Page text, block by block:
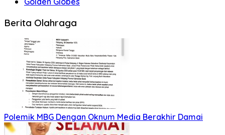
Berita Olahraga
Polemik MBG Dengan Oknum Media Berakhir Damai